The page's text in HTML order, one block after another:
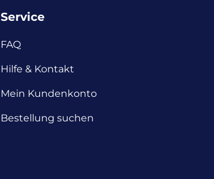
Service
FAQ
Hilfe & Kontakt
Mein Kundenkonto
Bestellung suchen